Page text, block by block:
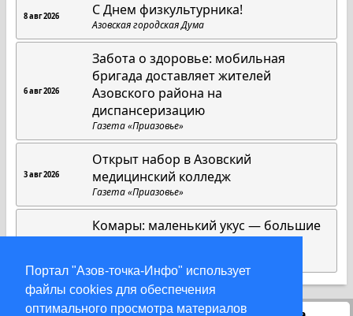
Портал "Азов-точка-Инфо" использует
файлы cookies для обеспечения
оптимального просмотра материалов
8 авг 2026 C Днем физкультурника!
Азовская городская Дума
6 авг 2026
Забота о здоровье: мобильная
бригада доставляет жителей
Азовского района на
диспансеризацию
Газета «Приазовье»
3 авг 2026
Открыт набор в Азовский
медицинский колледж
Газета «Приазовье»
Комары: маленький укус — большие